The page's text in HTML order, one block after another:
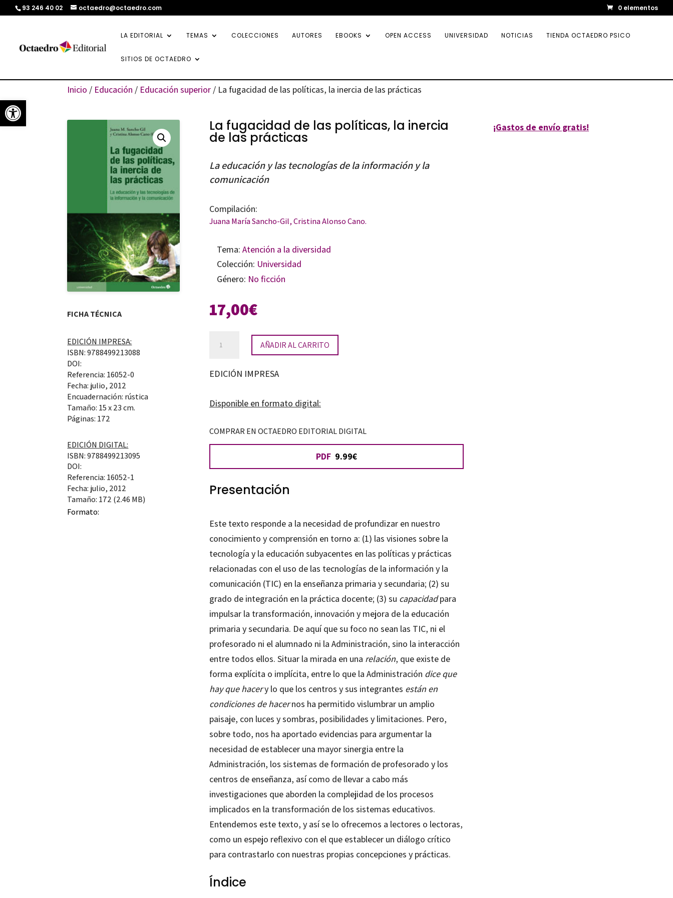
Abrir barra de herramientas
93 246 40 02 octaedro@octaedro.com 0 elementos
LA EDITORIAL TEMAS COLECCIONES AUTORES EBOOKS OPEN ACCESS UNIVERSIDAD NOTICIAS TIENDA OCTAEDRO PSICO
SITIOS DE OCTAEDRO
Inicio / Educación / Educación superior / La fugacidad de las políticas, la inercia de las prácticas
FICHA TÉCNICA
EDICIÓN IMPRESA:
ISBN: 9788499213088
DOI:
Referencia: 16052-0
Fecha: julio, 2012
Encuadernación: rústica
Tamaño: 15 x 23 cm.
Páginas: 172
EDICIÓN DIGITAL:
ISBN: 9788499213095
DOI:
Referencia: 16052-1
Fecha: julio, 2012
Tamaño: 172 (2.46 MB)
Formato:
La fugacidad de las políticas, la inercia
de las prácticas
La educación y las tecnologías de la información y la
comunicación
Compilación:
Juana María Sancho-Gil, Cristina Alonso Cano.
Tema: Atención a la diversidad
Colección: Universidad
Género: No ficción
17,00€
de
políticas,
inercia
de
cantidad
AÑADIR AL CARRITO
EDICIÓN IMPRESA
Disponible en formato digital:
COMPRAR EN OCTAEDRO EDITORIAL DIGITAL
PDF 9.99€
Presentación
Este texto responde a la necesidad de profundizar en nuestro
conocimiento y comprensión en torno a: (1) las visiones sobre la
tecnología y la educación subyacentes en las políticas y prácticas
relacionadas con el uso de las tecnologías de la información y la
comunicación (TIC) en la enseñanza primaria y secundaria; (2) su
grado de integración en la práctica docente; (3) su capacidadpara
impulsar la transformación, innovación y mejora de la educación
primaria y secundaria. De aquí que su foco no sean las TIC, ni el
profesorado ni el alumnado ni la Administración, sino la interacción
entre todos ellos. Situar la mirada en una relación, que existe de
forma explícita o implícita, entre lo que la Administración dice que
hay que hacery lo que los centros y sus integrantes están en
condiciones de hacernos ha permitido vislumbrar un amplio
paisaje, con luces y sombras, posibilidades y limitaciones. Pero,
sobre todo, nos ha aportado evidencias para argumentar la
necesidad de establecer una mayor sinergia entre la
Administración, los sistemas de formación de profesorado y los
centros de enseñanza, así como de llevar a cabo más
investigaciones que aborden la complejidad de los procesos
implicados en la transformación de los sistemas educativos.
Entendemos este texto, y así se lo ofrecemos a lectores o lectoras,
como un espejo reflexivo con el que establecer un diálogo crítico
para contrastarlo con nuestras propias concepciones y prácticas.
Índice
¡Gastos de envío gratis!